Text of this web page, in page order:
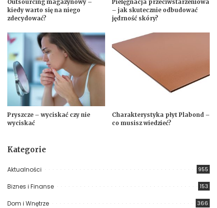
Outsourcing magazynowy –
kiedy warto się na niego
zdecydować?
Pielęgnacja przeciwstarzeniowa
– jak skutecznie odbudować
jędrność skóry?
Pryszcze – wyciskać czy nie
wyciskać
Charakterystyka płyt Plabond –
co musisz wiedzieć?
Kategorie
Aktualności 955
Biznes i Finanse 153
Dom i Wnętrze 366